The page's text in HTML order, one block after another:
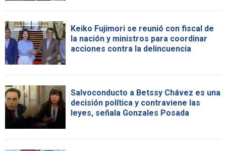
Keiko Fujimori se reunió con fiscal de
la nación y ministros para coordinar
acciones contra la delincuencia
Salvoconducto a Betssy Chávez es una
decisión política y contraviene las
leyes, señala Gonzales Posada